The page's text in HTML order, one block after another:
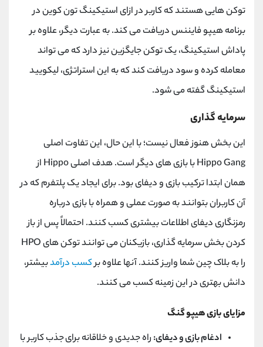
توکن هایی هستند که کاربر در ازای استیکینگ تون کوین در
برنامه هیپو فایننس دریافت می کند. به عبارت دیگر، علاوه بر
پاداش استیکینگ، یک توکن جایگزین نیز دارد که می تواند
معامله کرده و سود دریافت کند که به این استراتژی، لیکویید
استیکینگ گفته می شود.
سرمایه گذاری
این بخش هنوز فعال نیست؛ با این حال، این تفاوت اصلی
Hippo Gangبا بازی های دیگر است. هدف اصلیHippo از
همان ابتدا ترکیب بازی و دیفای بود. برای ایجاد یک پلتفرم که در
آن کاربران بتوانند به صورت عملی و همراه با بازی درباره
رمزنگاری دیفای اطلاعات بیشتری کسب کنند. احتمالاً پس از باز
کردن بخش سرمایه گذاری، بازیکنان می توانند توکن هایHPO
را به بلاک چین شما واریز کنند. آنها علاوه برکسب درآمدبیشتر،
دانش بهتری در این زمینه کسب می کنند.
مزایای بازیهیپو گنگ
ادغام بازی و دیفای: راه جدیدی و خلاقانه برای جذب کاربر با